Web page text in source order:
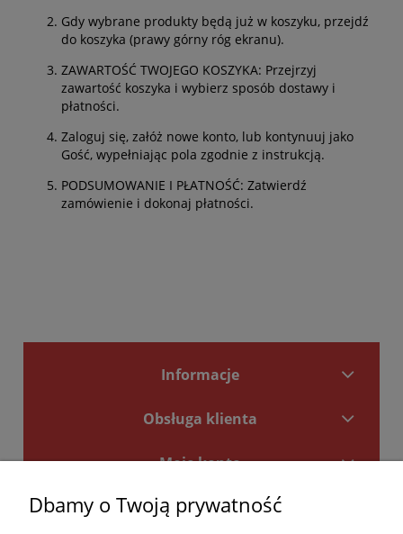
Gdy wybrane produkty będą już w koszyku, przejdź
do koszyka (prawy górny róg ekranu).
ZAWARTOŚĆ TWOJEGO KOSZYKA: Przejrzyj
zawartość koszyka i wybierz sposób dostawy i
płatności.
Zaloguj się, załóż nowe konto, lub kontynuuj jako
Gość, wypełniając pola zgodnie z instrukcją.
PODSUMOWANIE I PŁATNOŚĆ: Zatwierdź
zamówienie i dokonaj płatności.
Informacje
Obsługa klienta
Moje konto
Płatności i dostawa
Dbamy o Twoją prywatność